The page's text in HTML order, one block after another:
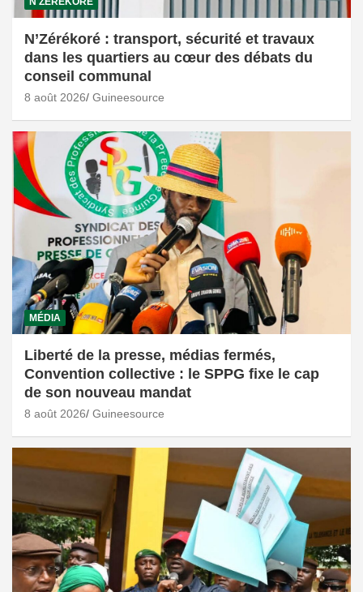
N’Zérékoré : transport, sécurité et travaux
dans les quartiers au cœur des débats du
conseil communal
8 août 2026 Guineesource
MÉDIA
Liberté de la presse, médias fermés,
Convention collective : le SPPG fixe le cap
de son nouveau mandat
8 août 2026 Guineesource